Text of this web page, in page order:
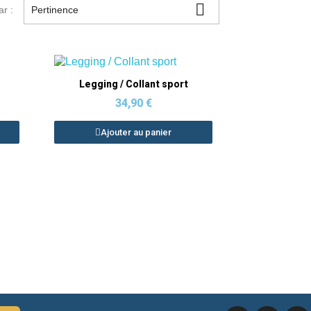
: Pertinence 
Aperçu rapide
Legging / Collant sport
34,90 €
Ajouter au panier